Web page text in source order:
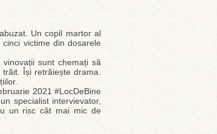
Un copil martor al
victime din dosarele
sunt chemați să
Își retrăiește drama.
2021 #LocDeBine
specialist intervievator,
un risc cât mai mic de